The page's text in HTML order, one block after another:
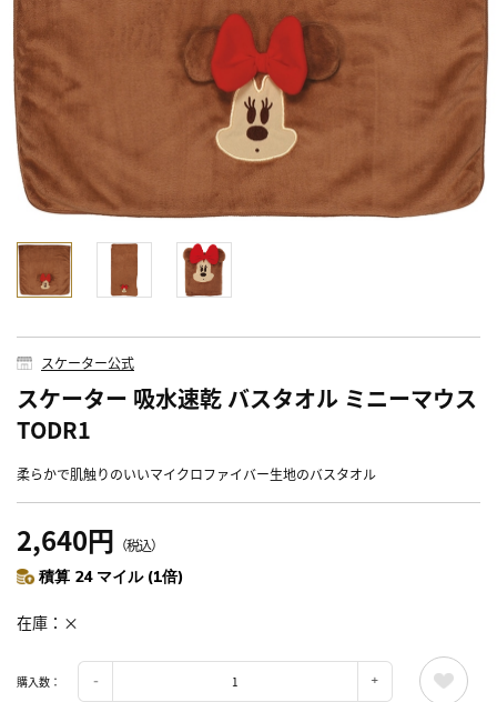
スケーター公式
スケーター 吸水速乾 バスタオル ミニーマウス
TODR1
柔らかで肌触りのいいマイクロファイバー生地のバスタオル
2,640円 （税込）
積算 24 マイル (1倍)
在庫 ×
購入数：